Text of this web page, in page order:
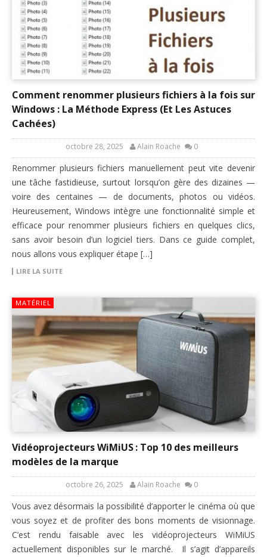
Comment renommer plusieurs fichiers à la fois sur
Windows : La Méthode Express (Et Les Astuces
Cachées)
octobre 28, 2025 Alain Roache 0
Renommer plusieurs fichiers manuellement peut vite devenir
une tâche fastidieuse, surtout lorsqu’on gère des dizaines —
voire des centaines — de documents, photos ou vidéos.
Heureusement, Windows intègre une fonctionnalité simple et
efficace pour renommer plusieurs fichiers en quelques clics,
sans avoir besoin d’un logiciel tiers. Dans ce guide complet,
nous allons vous expliquer étape […]
LIRE LA SUITE
MATÉRIEL
Vidéoprojecteurs WiMiUS : Top 10 des meilleurs
modèles de la marque
octobre 26, 2025 Alain Roache 0
Vous avez désormais la possibilité d’apporter le cinéma où que
vous soyez et de profiter des bons moments de visionnage.
C’est rendu faisable avec les vidéoprojecteurs WiMiUS
actuellement disponibles sur le marché. Il s’agit d’appareils